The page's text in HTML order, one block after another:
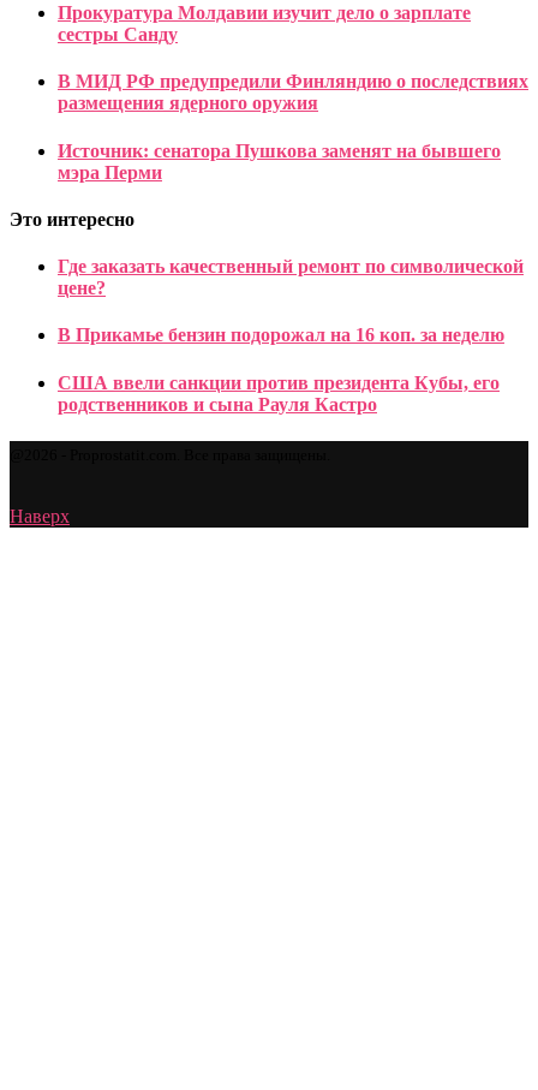
Прокуратура Молдавии изучит дело о зарплате
сестры Санду
В МИД РФ предупредили Финляндию о последствиях
размещения ядерного оружия
Источник: сенатора Пушкова заменят на бывшего
мэра Перми
Это интересно
Где заказать качественный ремонт по символической
цене?
В Прикамье бензин подорожал на 16 коп. за неделю
США ввели санкции против президента Кубы, его
родственников и сына Рауля Кастро
Наверх